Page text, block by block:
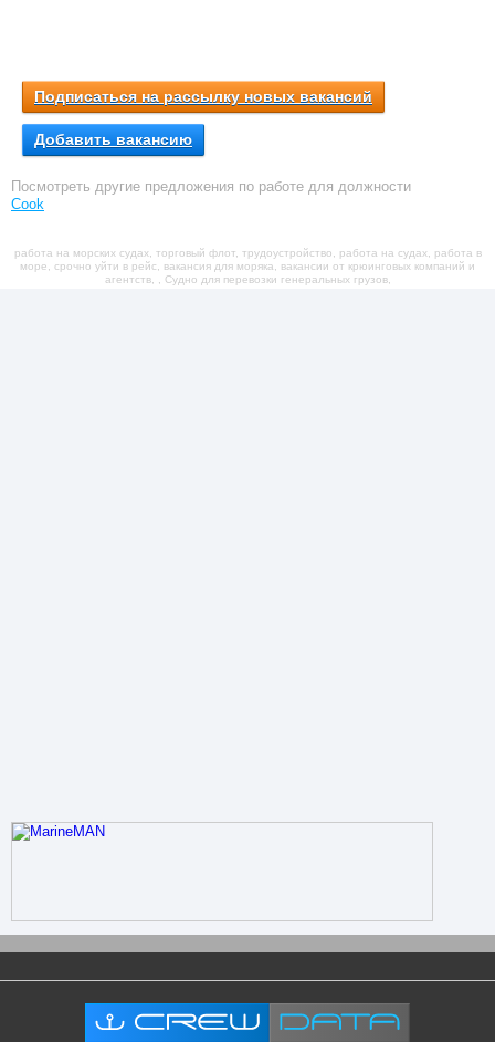
Подписаться на рассылку новых вакансий
Добавить вакансию
Посмотреть другие предложения по работе для должности
Cook
работа на морских судах, торговый флот, трудоустройство, работа на судах, работа в
море, срочно уйти в рейс, вакансия для моряка, вакансии от крюинговых компаний и
агентств, , Судно для перевозки генеральных грузов,